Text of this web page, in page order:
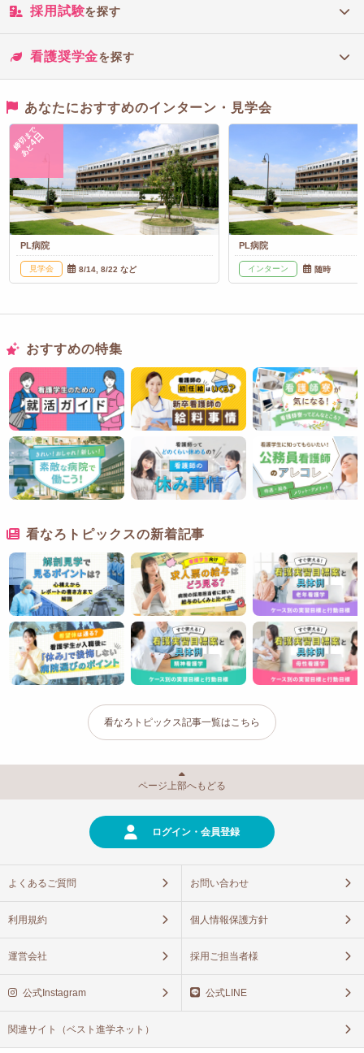
採用試験を探す
看護奨学金を探す
あなたにおすすめのインターン・見学会
締切まで
あと
4日
PL病院
見学会 8/14, 8/22 など
PL病院
インターン 随時
おすすめの特集
看なろトピックスの新着記事
看なろトピックス記事一覧はこちら
ページ上部へもどる
ログイン・会員登録
よくあるご質問 お問い合わせ
利用規約 個人情報保護方針
運営会社 採用ご担当者様
公式Instagram 公式LINE
関連サイト（ベスト進学ネット）